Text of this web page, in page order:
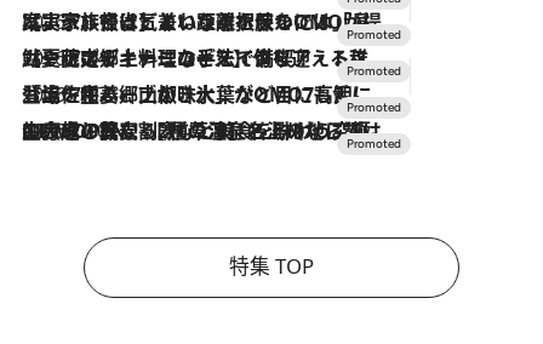
2026.7.31
【ホテル帰省】という選択肢をOMOが提案。家族とほどよい距離を保つには「昼は実家、夜は気兼ねなくホテルで！」
2026.7.24
【夏限定ディナーコース】旬を迎える稚鮎や花ズッキーニなどをイタリア・トスカーナの郷土料理の手法で満喫！
2026.7.17
「土佐和ハーブかき氷」がOMO7高知に登場！生姜、山椒、大葉など目にも舌にも涼を呼ぶ郷土の味
2026.7.10
NEW OPEN！【界 草津】名湯の地に誕生。趣の異なる2種の温泉と上州ならではの会席・蕎麦割烹など美食を味わう究極の癒やし旅
特集 TOP